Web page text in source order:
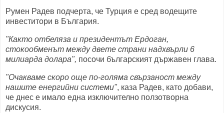
Румен Радев подчерта, че Турция е сред водещите
инвеститори в България.
"Както отбеляза и президентът Ердоган,
стокообменът между двете страни надхвърли 6
милиарда долара", посочи българският държавен глава.
"Очакваме скоро още по-голяма свързаност между
нашите енергийни системи", каза Радев, като добави,
че днес е имало една изключително ползотворна
дискусия.